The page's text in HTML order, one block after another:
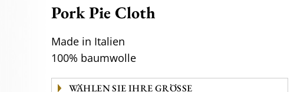
Pork Pie Cloth
Made in Italien
100% baumwolle